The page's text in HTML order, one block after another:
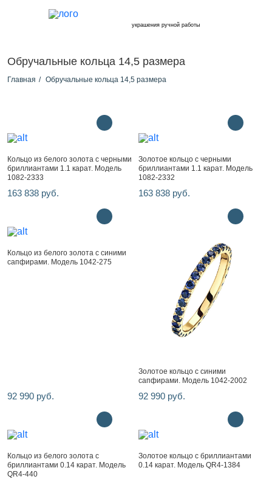
украшения ручной работы
Обручальные кольца 14,5 размера
Главная Обручальные кольца 14,5 размера
Кольцо из белого золота с черными
бриллиантами 1.1 карат. Модель
1082-2333
163 838 руб.
Золотое кольцо с черными
бриллиантами 1.1 карат. Модель
1082-2332
163 838 руб.
Кольцо из белого золота с синими
сапфирами. Модель 1042-275
92 990 руб.
Золотое кольцо с синими
сапфирами. Модель 1042-2002
92 990 руб.
Кольцо из белого золота с
бриллиантами 0.14 карат. Модель
QR4-440
Золотое кольцо с бриллиантами
0.14 карат. Модель QR4-1384